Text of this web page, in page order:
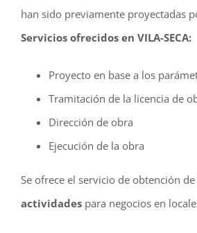
han sido previamente proyectadas
Servicios ofrecidos en VILA-SECA:
Proyecto en base a los
Tramitación de la licencia de
Dirección de obra
Ejecución de la obra
Se ofrece el servicio de obtención de
actividades para negocios en